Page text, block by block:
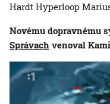
Hardt Hyperloop
Novému dopravnému
Správach venoval